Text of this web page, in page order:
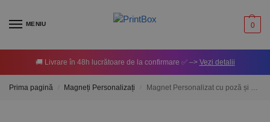
MENIU 0
🚚 Livrare în 48h lucrătoare de la confirmare ✅ –> Vezi detalii
Prima pagină Magneți Personalizați Magnet Personalizat cu poză și mesaj – Happy Easter 10x15cm